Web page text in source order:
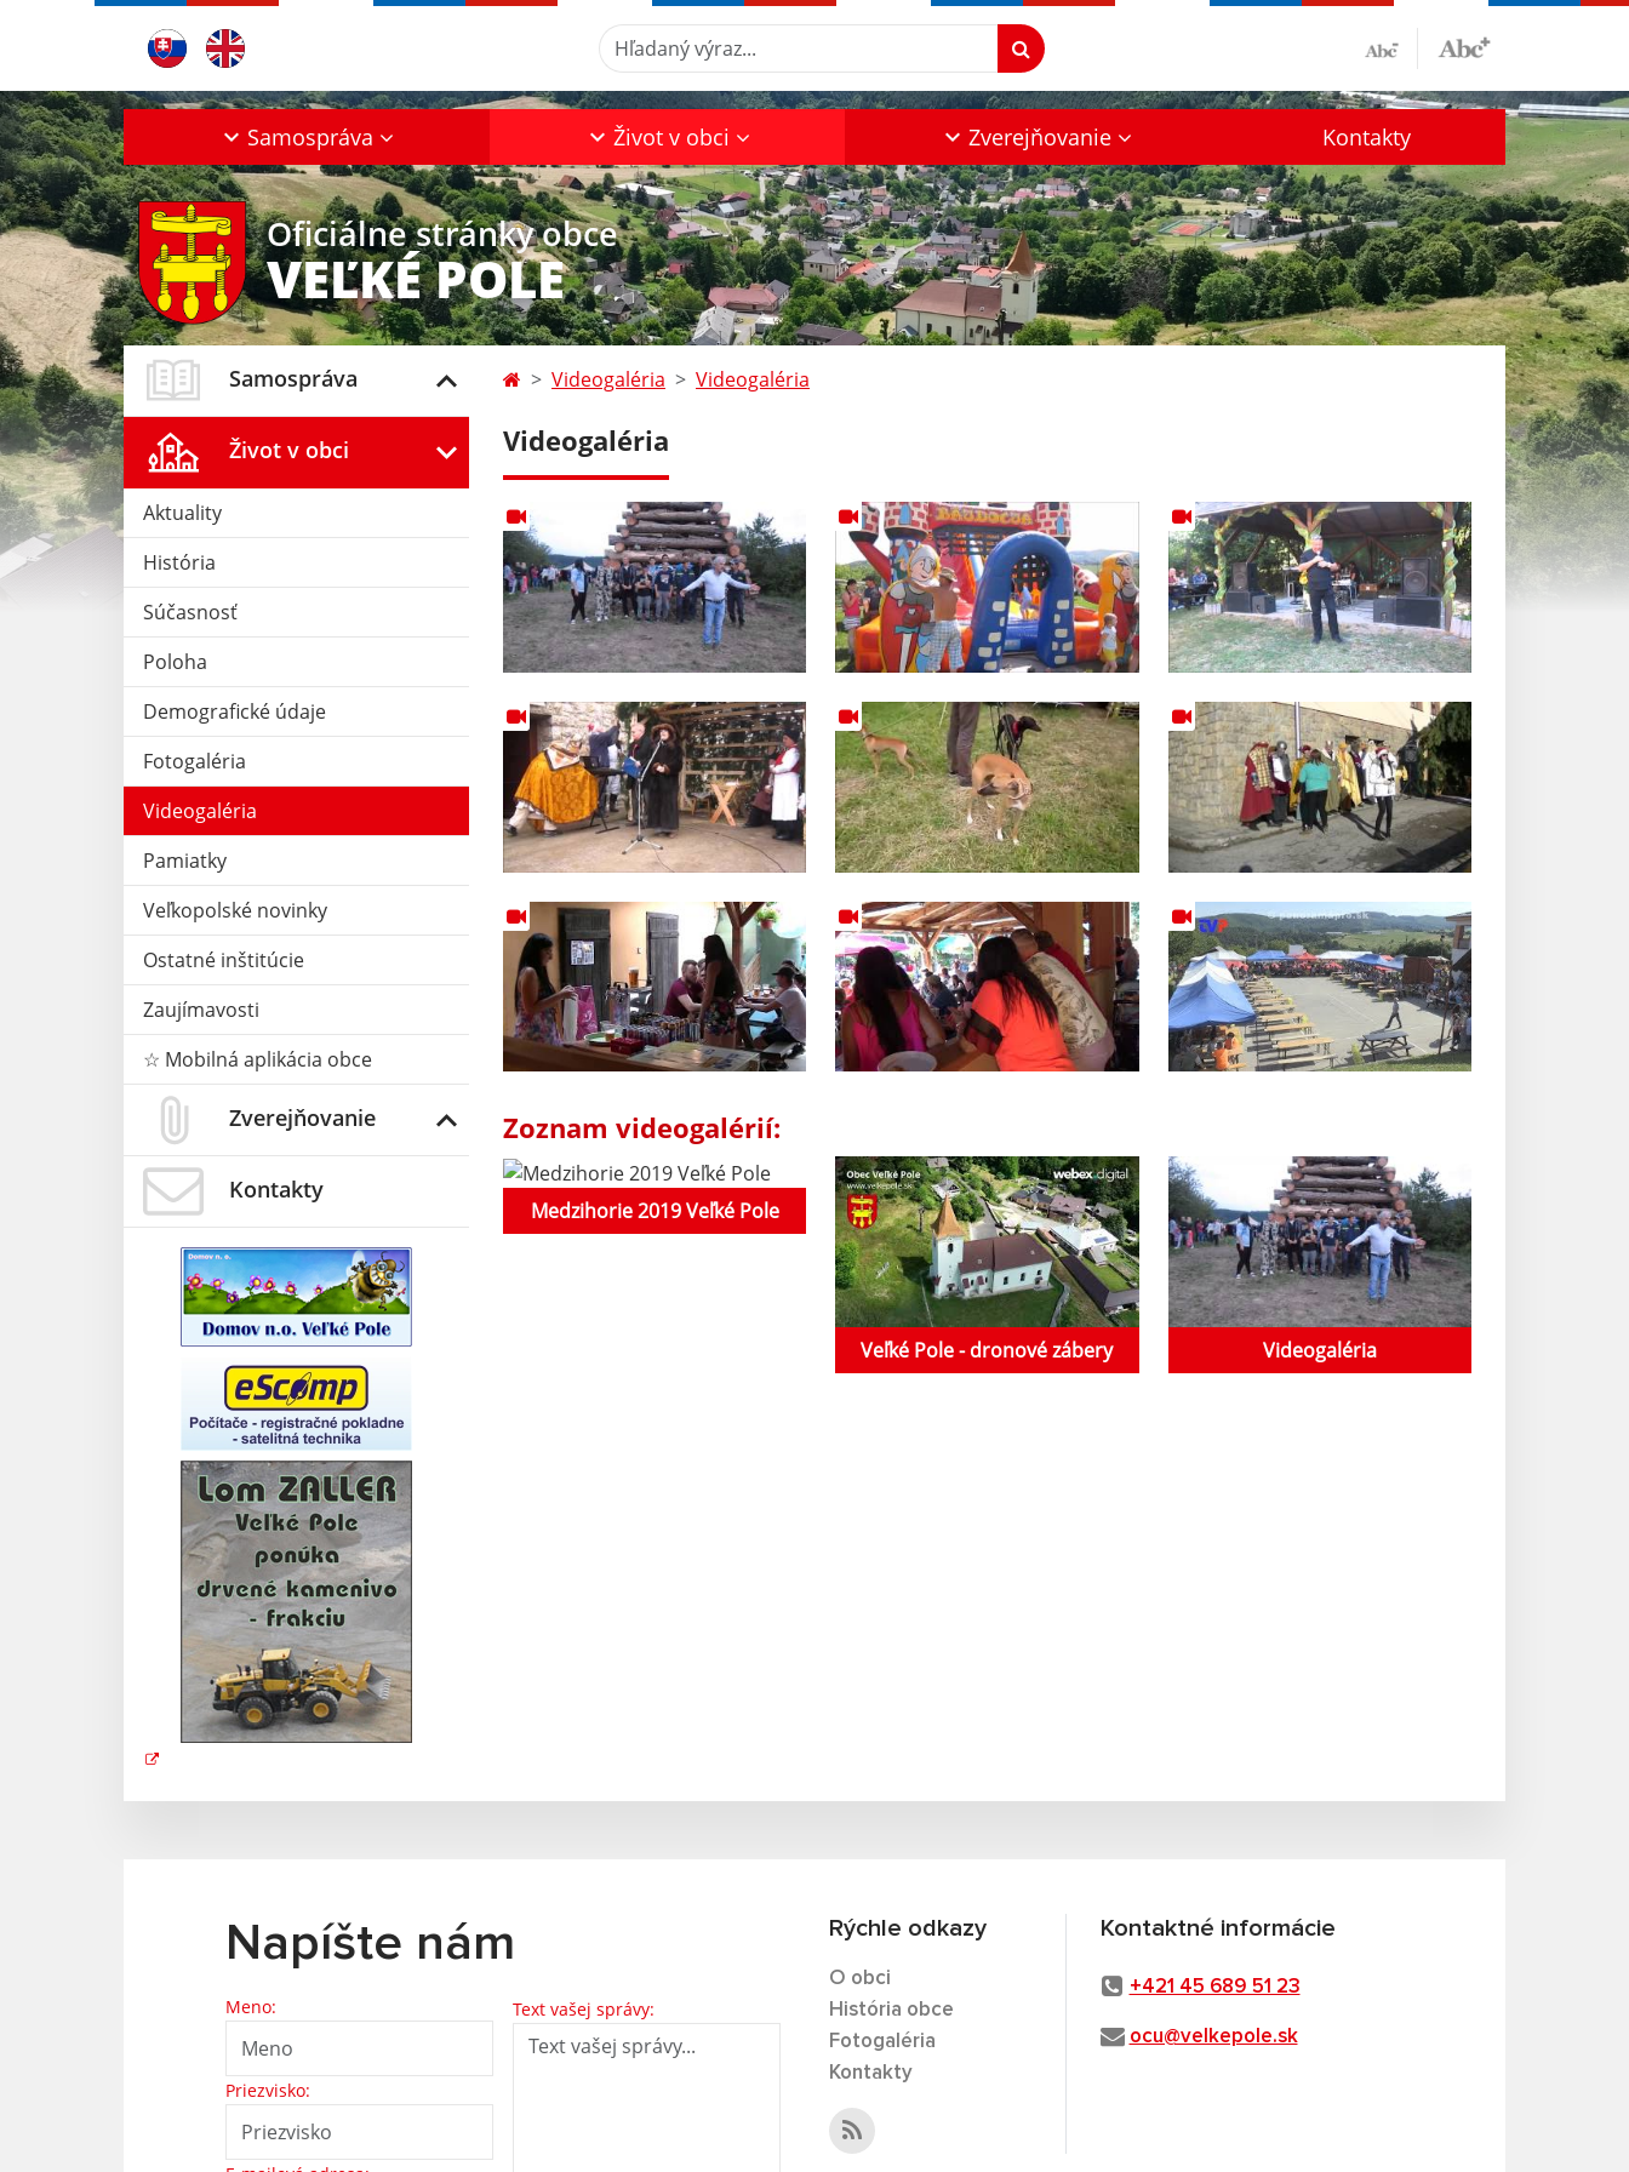
Hľadaný výraz...
Samospráva Život v obci Zverejňovanie Kontakty
Oficiálne stránky obce
VEĽKÉ POLE
Samospráva
Život v obci
Aktuality
História
Súčasnosť
Poloha
Demografické údaje
Fotogaléria
Videogaléria
Pamiatky
Veľkopolské novinky
Ostatné inštitúcie
Zaujímavosti
☆ Mobilná aplikácia obce
Zverejňovanie
Kontakty
Videogaléria Videogaléria
Videogaléria
Zoznam videogalérií:
Medzihorie 2019 Veľké Pole
Veľké Pole - dronové zábery Videogaléria
Napíšte nám
Meno:
Priezvisko:
Text vašej správy:
Rýchle odkazy
O obci
História obce
Fotogaléria
Kontakty
Kontaktné informácie
+421 45 689 51 23
ocu@velkepole.sk